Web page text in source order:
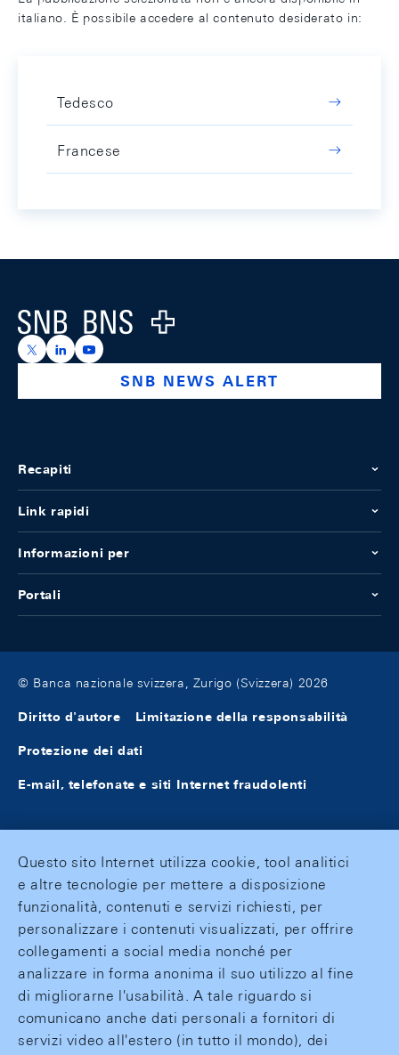
italiano. È possibile accedere al contenuto desiderato in:
Tedesco
Francese
Logo
https://x.com/snb_bns
https://ch.linkedin.com/company/swiss-national-
https://www.youtube.com/@swissnationalbank
SNB NEWS ALERT
Recapiti
Link rapidi
Informazioni per
Portali
© Banca nazionale svizzera, Zurigo (Svizzera) 2026
Diritto d'autore Limitazione della responsabilità
Protezione dei dati
E-mail, telefonate e siti Internet fraudolenti
Questo sito Internet utilizza cookie, tool analitici
e altre tecnologie per mettere a disposizione
funzionalità, contenuti e servizi richiesti, per
personalizzare i contenuti visualizzati, per offrire
collegamenti a social media nonché per
analizzare in forma anonima il suo utilizzo al fine
di migliorarne l'usabilità. A tale riguardo si
comunicano anche dati personali a fornitori di
servizi video all'estero (in tutto il mondo), dei